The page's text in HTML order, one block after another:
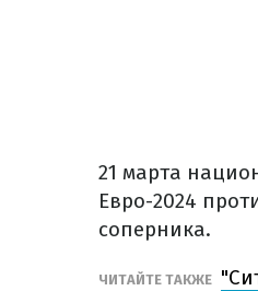
21 марта
Евро-2024
соперника.
ЧИТАЙТЕ ТАКЖЕ